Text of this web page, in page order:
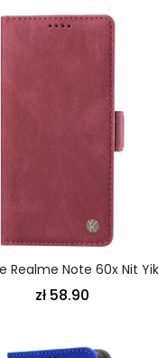
zł 58.90